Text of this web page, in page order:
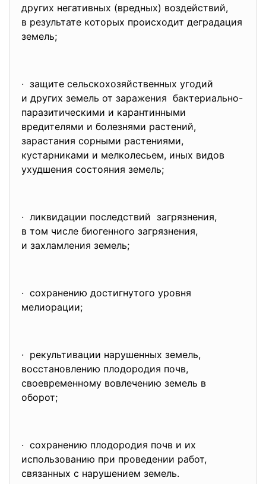
других негативных (вредных) воздействий,
в результате которых происходит деградация
земель;
· защите сельскохозяйственных угодий
и других земель от заражения бактериально-
паразитическими и карантинными
вредителями и болезнями растений,
зарастания сорными растениями,
кустарниками и мелколесьем, иных видов
ухудшения состояния земель;
· ликвидации последствий загрязнения,
в том числе биогенного загрязнения,
и захламления земель;
· сохранению достигнутого уровня
мелиорации;
· рекультивации нарушенных земель,
восстановлению плодородия почв,
своевременному вовлечению земель в
оборот;
· сохранению плодородия почв и их
использованию при проведении работ,
связанных с нарушением земель.